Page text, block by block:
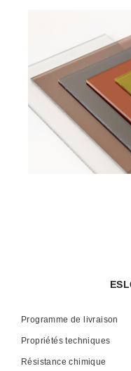
Programme de livraison
Propriétés techniques
Résistance chimique